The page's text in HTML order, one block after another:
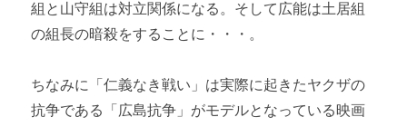
組と山守組は対立関係になる。そして広能は土居組
の組長の暗殺をすることに・・・。
ちなみに「仁義なき戦い」は実際に起きたヤクザの
抗争である「広島抗争」がモデルとなっている映画